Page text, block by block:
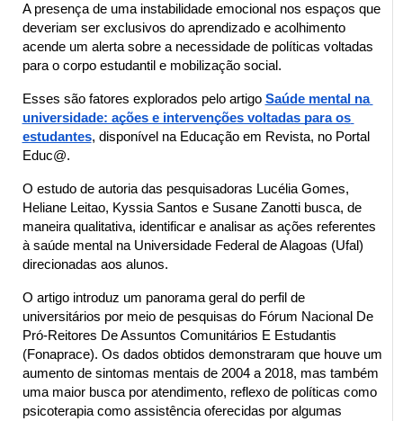
A presença de uma instabilidade emocional nos espaços que
deveriam ser exclusivos do aprendizado e acolhimento
acende um alerta sobre a necessidade de políticas voltadas
para o corpo estudantil e mobilização social.
Esses são fatores explorados pelo artigo Saúde mental na
universidade: ações e intervenções voltadas para os
estudantes, disponível na Educação em Revista, no Portal
Educ@.
O estudo de autoria das pesquisadoras Lucélia Gomes,
Heliane Leitao, Kyssia Santos e Susane Zanotti busca, de
maneira qualitativa, identificar e analisar as ações referentes
à saúde mental na Universidade Federal de Alagoas (Ufal)
direcionadas aos alunos.
O artigo introduz um panorama geral do perfil de
universitários por meio de pesquisas do Fórum Nacional De
Pró-Reitores De Assuntos Comunitários E Estudantis
(Fonaprace). Os dados obtidos demonstraram que houve um
aumento de sintomas mentais de 2004 a 2018, mas também
uma maior busca por atendimento, reflexo de políticas como
psicoterapia como assistência oferecidas por algumas